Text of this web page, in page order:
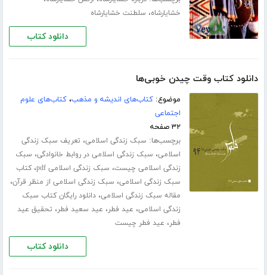
خشایارشاه، سلطنت خشایارشاه
دانلود کتاب
دانلود کتاب وقت چیدن خوبی‌ها
موضوع:کتاب‌های اندیشه و مذهب،کتاب‌های علوم
اجتماعی
۳۲ صفحه
برچسب‌ها: سبک زندگی اسلامی، تعریف سبک زندگی
اسلامی، سبک زندگی اسلامی در روابط خانوادگی، سبک
زندگی اسلامی چیست، سبک زندگی اسلامی pdf ،کتاب
سبک زندگی اسلامی، سبک زندگی اسلامی از منظر قرآن،
مقاله سبک زندگی اسلامی،دانلود رایگان کتاب سبک
زندگی اسلامی، عید فطر، عید سعید فطر، تحقیق عید
فطر، عید فطر چیست
دانلود کتاب